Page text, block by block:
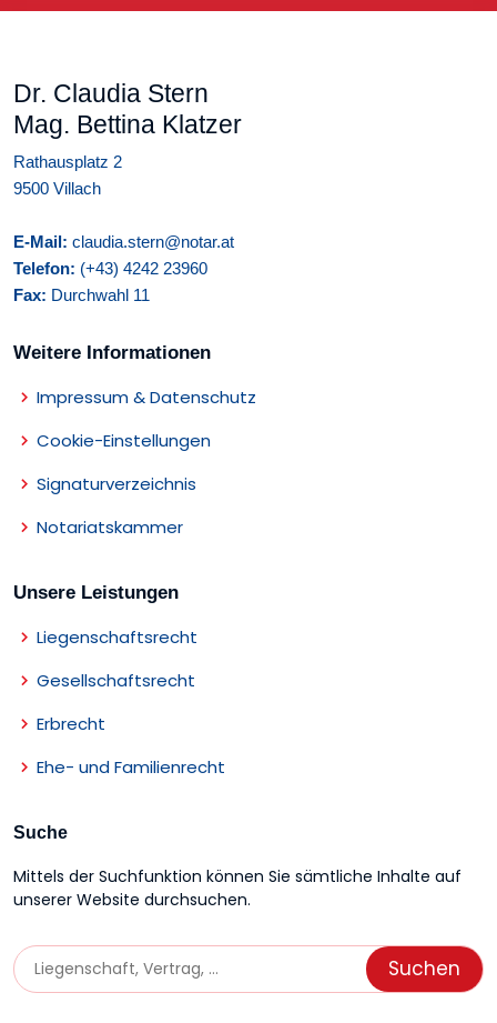
Dr. Claudia Stern
Mag. Bettina Klatzer
Rathausplatz 2
9500 Villach
E-Mail: claudia.stern@notar.at
Telefon: (+43) 4242 23960
Fax: Durchwahl 11
Weitere Informationen
Impressum & Datenschutz
Cookie-Einstellungen
Signaturverzeichnis
Notariatskammer
Unsere Leistungen
Liegenschaftsrecht
Gesellschaftsrecht
Erbrecht
Ehe- und Familienrecht
Suche
Mittels der Suchfunktion können Sie sämtliche Inhalte auf
unserer Website durchsuchen.